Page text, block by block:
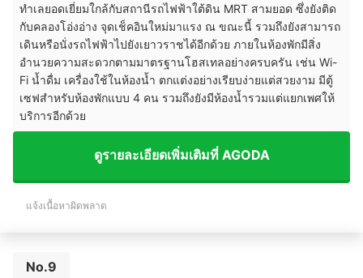
ทำเลยอดเยี่ยมใกล้กับสถานีรถไฟฟ้าใต้ดิน MRT สามยอด ซึ่งยังติด
กับคลองโอ่งอ่าง จุดเช็คอินใหม่มาแรง ณ ขณะนี้ รวมถึงยังสามารถ
เดินหรือนั่งรถไฟฟ้าไปยังเยาวราชได้อีกด้วย ภายในห้องพักมีสิ่ง
อำนวยความสะดวกตามมาตรฐานโฮสเทลอย่างครบครัน เช่น Wi-
Fi น้ำดื่ม เครื่องใช้ในห้องน้ำ ตกแต่งอย่างเรียบง่ายแต่สวยงาม มีตู้
เซฟสำหรับห้องพักแบบ 4 คน รวมถึงยังมีห้องน้ำรวมแต่แยกเพศให้
บริการอีกด้วย
ดูรายละเอียดเพิ่มเติมที่ AGODA
แจ้งเนื้อหาผิดพลาด
No.9